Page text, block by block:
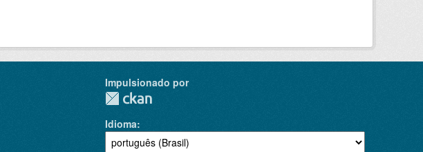
Impulsionado por
Idioma